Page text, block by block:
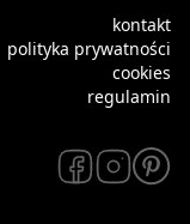
kontakt
polityka prywatności
cookies
regulamin